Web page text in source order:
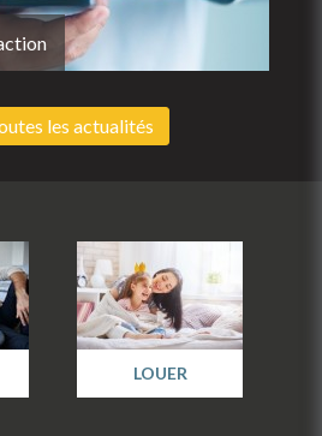
les actualités
LOUER